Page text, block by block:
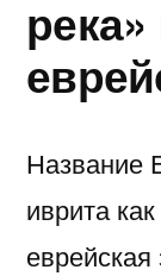
река»
Название
иврита